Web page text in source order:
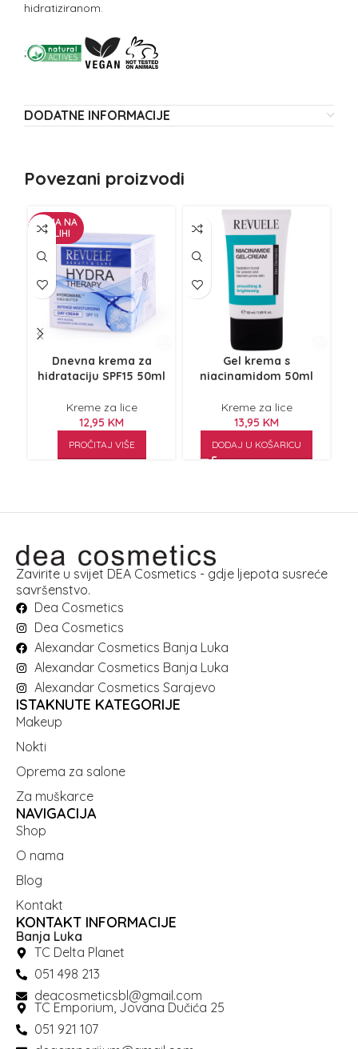
hidratiziranom.
;
DODATNE INFORMACIJE
Povezani proizvodi
NEMA NA
ZALIHI
Dnevna krema za
hidrataciju SPF15 50ml
Kreme za lice
12,95 KM
PROČITAJ VIŠE
Gel krema s
niacinamidom 50ml
Kreme za lice
13,95 KM
DODAJ U KOŠARICU
Zavirite u svijet DEA Cosmetics - gdje ljepota susreće
savršenstvo.
Dea Cosmetics
Dea Cosmetics
Alexandar Cosmetics Banja Luka
Alexandar Cosmetics Banja Luka
Alexandar Cosmetics Sarajevo
ISTAKNUTE KATEGORIJE
Makeup
Nokti
Oprema za salone
Za muškarce
NAVIGACIJA
Shop
O nama
Blog
Kontakt
KONTAKT INFORMACIJE
Banja Luka
TC Delta Planet
051 498 213
deacosmeticsbl@gmail.com
TC Emporium, Jovana Dučića 25
051 921 107